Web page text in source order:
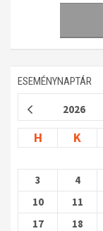
ESEMÉNYNAPTÁR
2026
H K
3
4
10
11
17
18